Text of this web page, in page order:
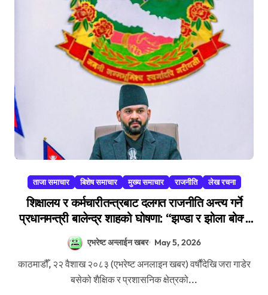
ताजा समाचार बिशेष समाचार मुख्य समाचार राजनीति लेख रचना
शिक्षालय र कर्मचारीतन्त्रबाट दलगत राजनीति अन्त्य गर्ने
प्रधानमन्त्री बालेन्द्र शाहको घोषणा: “झण्डा र झोला बोक्ने
एभरेष्ट अन्लाईन खबर May 5, 2026
काठमाडौँ, २२ वैशाख २०८३ (एभरेष्ट अनलाइन खबर) वर्षौंदेखि जरा गाडेर
बसेको शैक्षिक र प्रशासनिक क्षेत्रको...